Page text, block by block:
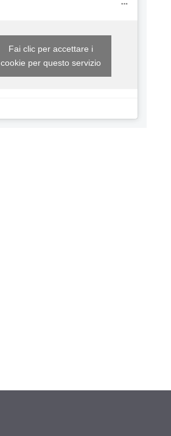
Fai clic per accettare i
cookie per questo servizio